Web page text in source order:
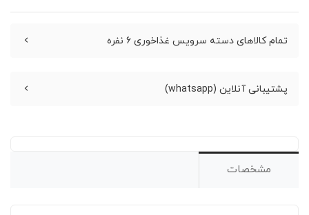
تمام کالاهای دسته سرویس غذاخوری 6 نفره
پشتیبانی آنلاین (whatsapp)
مشخصات